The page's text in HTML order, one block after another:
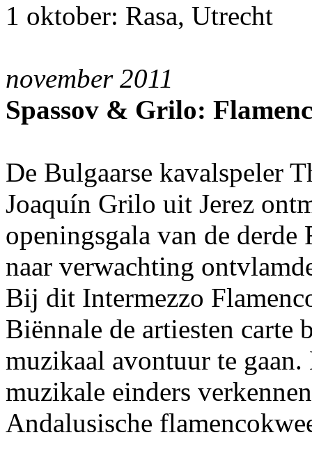
1 oktober: Rasa, Utrecht
november 2011
Spassov & Grilo:
De Bulgaarse kavalspeler
Joaquín Grilo uit Jerez
openingsgala van de
naar verwachting
Bij dit Intermezzo
Biënnale de artiesten carte
muzikaal avontuur te
muzikale einders
Andalusische